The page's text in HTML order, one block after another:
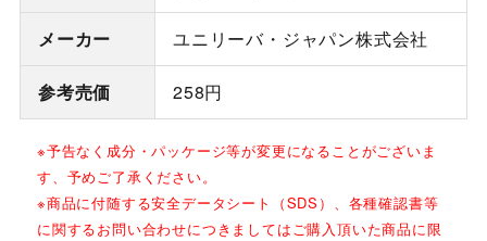
メーカー ユニリーバ・ジャパン株式会社
参考売価 258円
※予告なく成分・パッケージ等が変更になることがございま
す、予めご了承ください。
※商品に付随する安全データシート（SDS）、各種確認書等
に関するお問い合わせにつきましてはご購入頂いた商品に限